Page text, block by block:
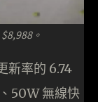
。
新率的 6.74
50W 無線快